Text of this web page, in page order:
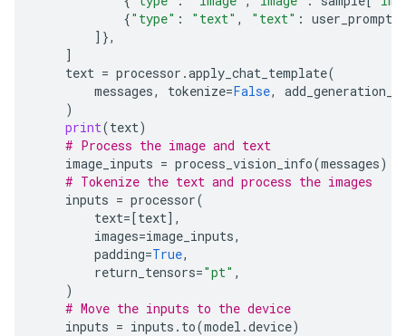
{"type" : "text" , "text" : user_prompt
]},
]
text = processor .apply_chat_template(
messages, tokenize=False,
)
print(text)
# Process the image and text
image_inputs = process_vision_info(messages)
# Tokenize the text and process the images
inputs = processor(
text=[text],
images=image_inputs,
padding=True,
return_tensors="pt" ,
)
# Move the inputs to the device
inputs = inputs . to(model .device)